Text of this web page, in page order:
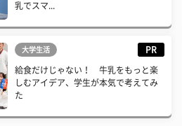
乳でスマ...
大学生活 PR
給食だけじゃない！ 牛乳をもっと楽
しむアイデア、学生が本気で考えてみ
た